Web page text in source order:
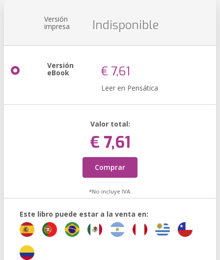
Versión
impresa Indisponible
Versión
eBook € 7,61
Leer en Pensática
Valor total:
€ 7,61
Comprar
*No incluye IVA.
Este libro puede estar a la venta en: